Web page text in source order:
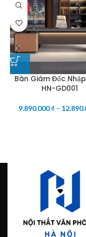
HOT
Bàn Giám Đốc
HN-GD001
9.890.000₫–